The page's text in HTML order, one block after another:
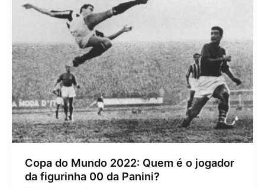
Copa do Mundo 2022: Quem é o jogador
da figurinha 00 da Panini?